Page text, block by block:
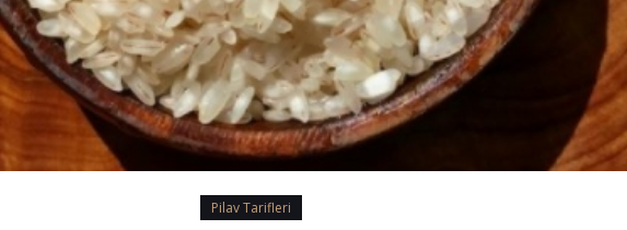
Pilav Tarifleri